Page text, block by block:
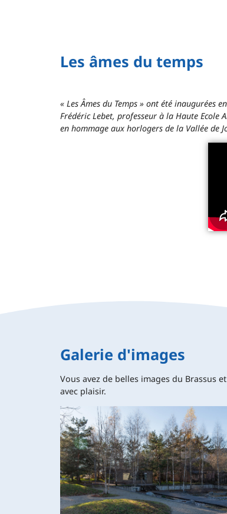
Les âmes du temps
« Les Âmes du Temps » ont été inaugurées
Frédéric Lebet, professeur à la Haute Ecole
en hommage aux horlogers de la Vallée de
Galerie d'images
Vous avez de belles images du Brassus
avec plaisir.